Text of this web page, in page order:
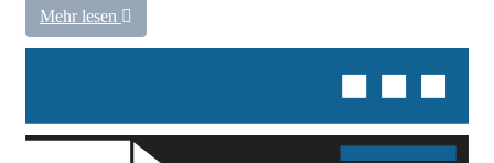
Mehr lesen